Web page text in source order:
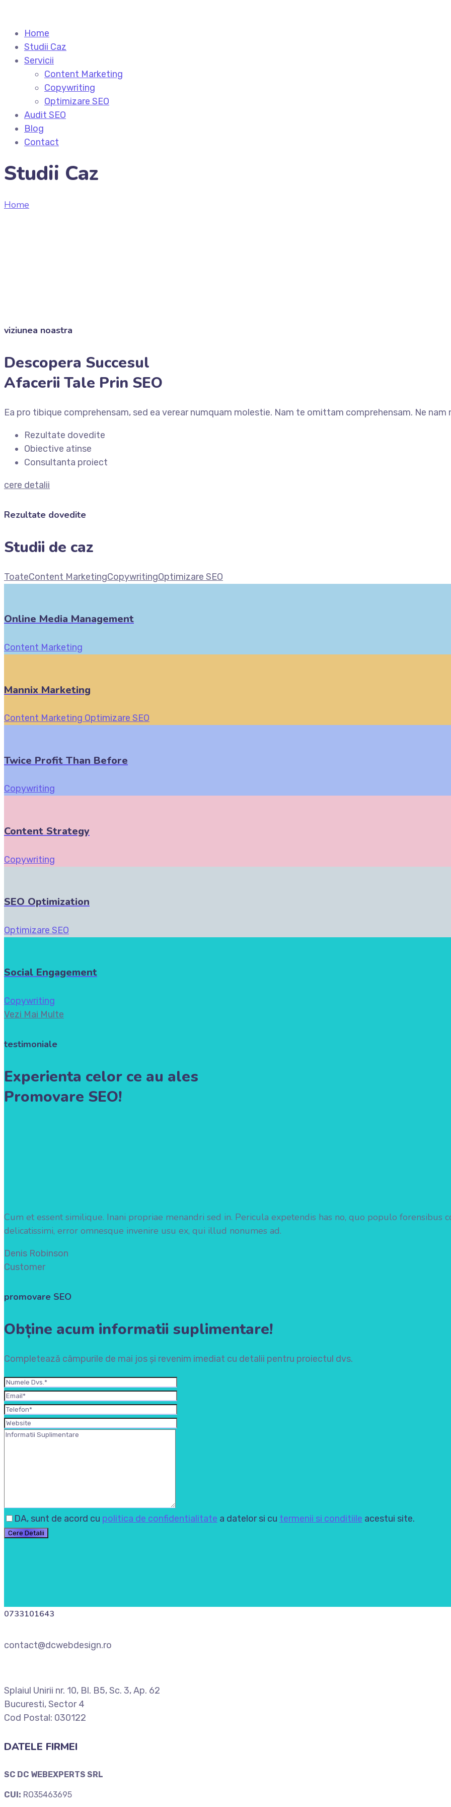
Home
Studii Caz
Servicii
Content Marketing
Copywriting
Optimizare SEO
Audit SEO
Blog
Contact
Studii Caz
Home
viziunea noastra
Descopera Succesul
Afacerii Tale Prin SEO
Ea pro tibique comprehensam, sed ea verear numquam molestie. Nam te omittam comprehensam. Ne
Rezultate dovedite
Obiective atinse
Consultanta proiect
cere detalii
Rezultate dovedite
Studii de caz
ToateContent MarketingCopywritingOptimizare SEO
Online Media Management
Content Marketing
Mannix Marketing
Content Marketing Optimizare SEO
Twice Profit Than Before
Copywriting
Content Strategy
Copywriting
SEO Optimization
Optimizare SEO
Social Engagement
Copywriting
Vezi Mai Multe
testimoniale
Experienta celor ce au ales
Promovare SEO!
Cum et essent similique. Inani propriae menandri sed in. Pericula expetendis has no, quo populo forensibus
delicatissimi, error omnesque invenire usu ex, qui illud nonumes ad.
Denis Robinson
Customer
promovare SEO
Obține acum informatii suplimentare!
Completează câmpurile de mai jos și revenim imediat cu detalii pentru proiectul dvs.
DA, sunt de acord cu politica de confidentialitate a datelor si cu termenii si conditiile acestui site.
0733101643
contact@dcwebdesign.ro
Splaiul Unirii nr. 10, Bl. B5, Sc. 3, Ap. 62
Bucuresti, Sector 4
Cod Postal: 030122
DATELE FIRMEI
SC DC WEBEXPERTS SRL
CUI: RO35463695